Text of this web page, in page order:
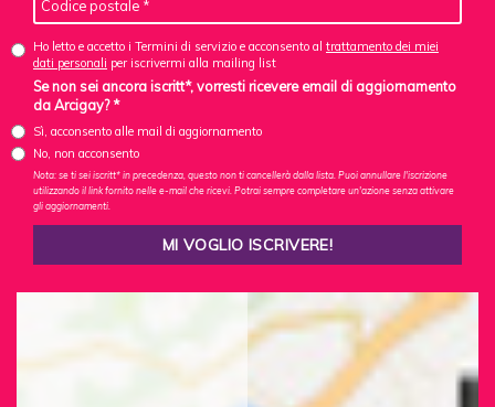
Ho letto e accetto i Termini di servizio e acconsento al trattamento dei miei
dati personali per iscrivermi alla mailing list
Se non sei ancora iscritt*, vorresti ricevere email di aggiornamento
da Arcigay? *
Sì, acconsento alle mail di aggiornamento
No, non acconsento
Nota: se ti sei iscritt* in precedenza, questo non ti cancellerà dalla lista. Puoi annullare l'iscrizione
utilizzando il link fornito nelle e-mail che ricevi. Potrai sempre completare un'azione senza attivare
gli aggiornamenti.